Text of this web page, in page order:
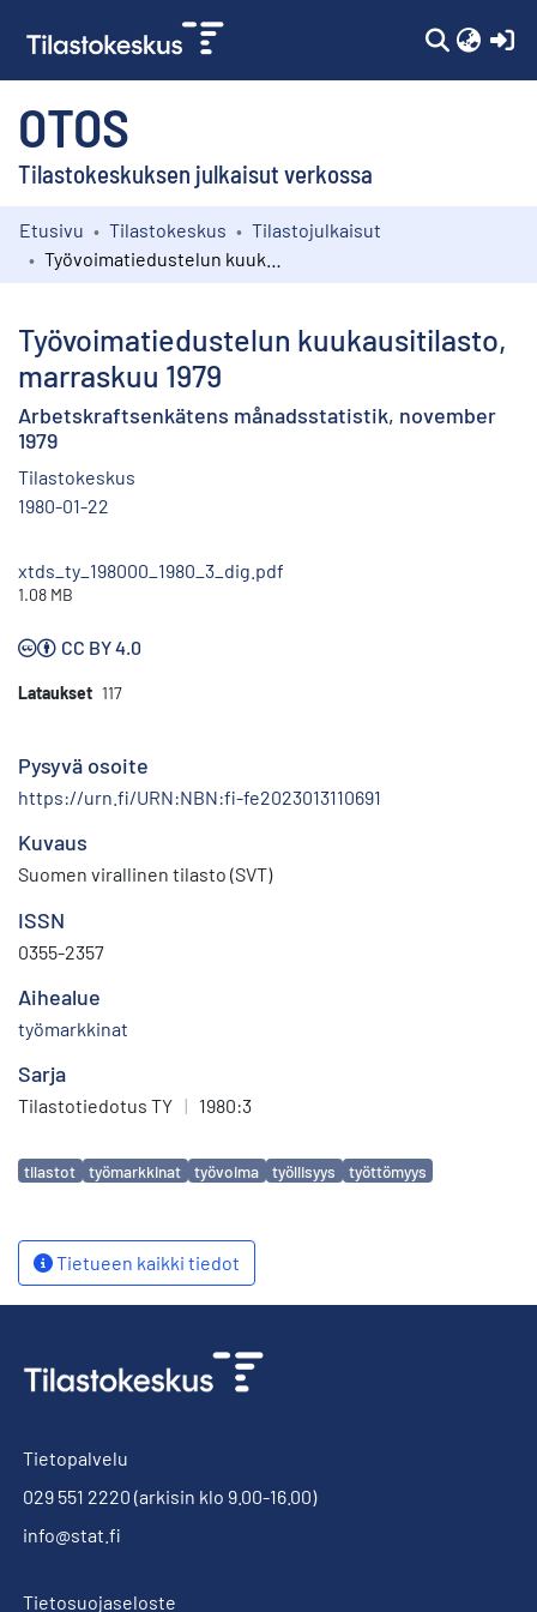
OTOS
Tilastokeskuksen julkaisut verkossa
Kokoelmat
Etusivu Tilastokeskus
Tilastojulkaisut
Työvoimatiedustelun kuukausitilasto,
marraskuu 1979
Arbetskraftsenkätens månadsstatistik, november
1979
Tilastokeskus
1980-01-22
xtds_ty_198000_1980_3_dig.pdf
1.08 MB
CC BY 4.0
Lataukset 117
Pysyvä osoite
https://urn.fi/URN:NBN:fi-fe2023013110691
Kuvaus
Suomen virallinen tilasto (SVT)
ISSN
0355-2357
Aihealue
työmarkkinat
Sarja
Tilastotiedotus TY | 1980:3
Avainsanat
tilastot työmarkkinat työvoima työllisyys työttömyys
Tietueen kaikki tiedot
Tietopalvelu
029 551 2220 (arkisin klo 9.00-16.00)
info@stat.fi
Tietosuojaseloste